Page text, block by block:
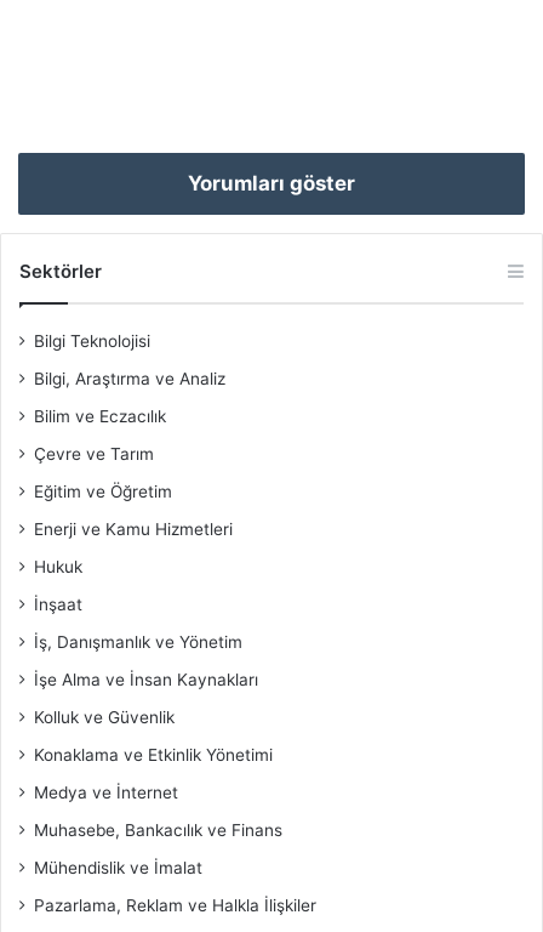
Yorumları göster
Sektörler
Bilgi Teknolojisi
Bilgi, Araştırma ve Analiz
Bilim ve Eczacılık
Çevre ve Tarım
Eğitim ve Öğretim
Enerji ve Kamu Hizmetleri
Hukuk
İnşaat
İş, Danışmanlık ve Yönetim
İşe Alma ve İnsan Kaynakları
Kolluk ve Güvenlik
Konaklama ve Etkinlik Yönetimi
Medya ve İnternet
Muhasebe, Bankacılık ve Finans
Mühendislik ve İmalat
Pazarlama, Reklam ve Halkla İlişkiler